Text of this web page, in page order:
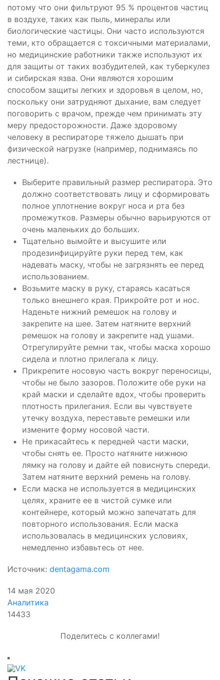
потому что они фильтруют 95 % процентов частиц
в воздухе, таких как пыль, минералы или
биологические частицы. Они часто используются
теми, кто обращается с токсичными материалами,
но медицинские работники также используют их
для защиты от таких возбудителей, как туберкулез
и сибирская язва. Они являются хорошим
способом защиты легких и здоровья в целом, но,
поскольку они затрудняют дыхание, вам следует
поговорить с врачом, прежде чем принимать эту
меру предосторожности. Даже здоровому
человеку в респираторе тяжело дышать при
физической нагрузке (например, поднимаясь по
лестнице).
Выберите правильный размер респиратора. Это
должно соответствовать лицу и сформировать
полное уплотнение вокруг носа и рта без
промежутков. Размеры обычно варьируются от
очень маленьких до больших.
Тщательно вымойте и высушите или
продезинфицируйте руки перед тем, как
надевать маску, чтобы не загрязнять ее перед
использованием.
Возьмите маску в руку, стараясь касаться
только внешнего края. Прикройте рот и нос.
Наденьте нижний ремешок на голову и
закрепите на шее. Затем натяните верхний
ремешок на голову и закрепите над ушами.
Отрегулируйте ремни так, чтобы маска хорошо
сидела и плотно прилегала к лицу.
Прикрепите носовую часть вокруг переносицы,
чтобы не было зазоров. Положите обе руки на
край маски и сделайте вдох, чтобы проверить
плотность прилегания. Если вы чувствуете
утечку воздуха, переставьте ремешки или
измените форму носовой части.
Не прикасайтесь к передней части маски,
чтобы снять ее. Просто натяните нижнюю
лямку на голову и дайте ей повиснуть спереди.
Затем натяните верхний ремень на голову.
Если маска не используется в медицинских
целях, храните ее в чистой сумке или
контейнере, который можно запечатать для
повторного использования. Если маска
использовалась в медицинских условиях,
немедленно избавьтесь от нее.
Источник: dentagama.com
14 мая 2020
Аналитика
14433
Поделитесь с коллегами!